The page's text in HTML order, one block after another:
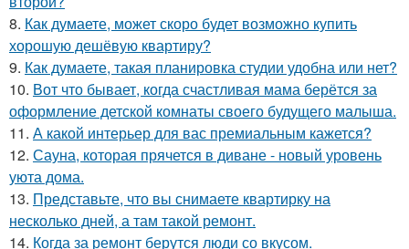
8. Как думаете, может скоро будет возможно купить
хорошую дешёвую квартиру?
9. Как думаете, такая планировка студии удобна или нет?
10. Вот что бывает, когда счастливая мама берётся за
оформление детской комнаты своего будущего малыша.
11. А какой интерьер для вас премиальным кажется?
12. Сауна, которая прячется в диване - новый уровень
уюта дома.
13. Представьте, что вы снимаете квартирку на
несколько дней, а там такой ремонт.
14. Когда за ремонт берутся люди со вкусом.